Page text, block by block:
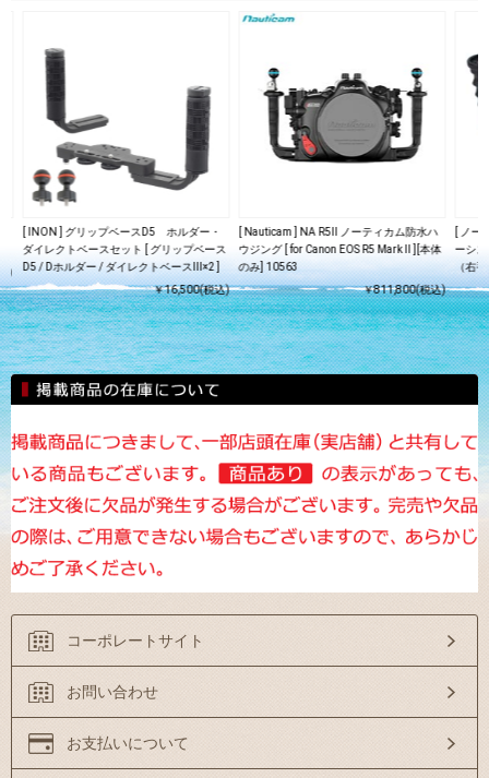
)
[ INON ] グリップベースD5 ホルダー・
ダイレクトベースセット [ グリップベース
D5 / Dホルダー / ダイレクトベースIII×2 ]
￥16,500(税込)
[ Nauticam ] NA R5II ノーティカム防水ハ
ウジング [ for Canon EOS R5 Mark II ][本体
のみ] 10563
￥811,800(税込)
[ ノ
ーシ
（右
コーポレートサイト
お問い合わせ
お支払いについて